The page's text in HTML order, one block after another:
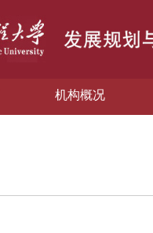
机构概况